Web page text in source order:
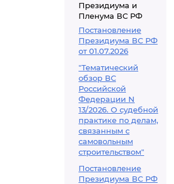
Президиума и
Пленума ВС РФ
Постановление
Президиума ВС РФ
от 01.07.2026
"Тематический
обзор ВС
Российской
Федерации N
13/2026. О судебной
практике по делам,
связанным с
самовольным
строительством"
Постановление
Президиума ВС РФ